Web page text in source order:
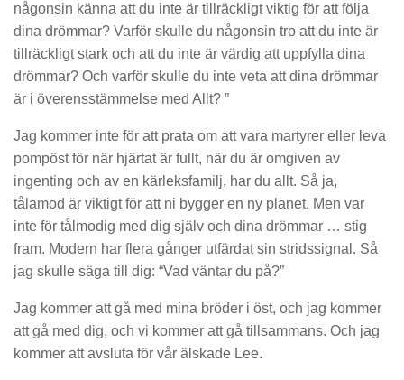
någonsin känna att du inte är tillräckligt viktig för att följa
dina drömmar? Varför skulle du någonsin tro att du inte är
tillräckligt stark och att du inte är värdig att uppfylla dina
drömmar? Och varför skulle du inte veta att dina drömmar
är i överensstämmelse med Allt? ”
Jag kommer inte för att prata om att vara martyrer eller leva
pompöst för när hjärtat är fullt, när du är omgiven av
ingenting och av en kärleksfamilj, har du allt. Så ja,
tålamod är viktigt för att ni bygger en ny planet. Men var
inte för tålmodig med dig själv och dina drömmar … stig
fram. Modern har flera gånger utfärdat sin stridssignal. Så
jag skulle säga till dig: “Vad väntar du på?”
Jag kommer att gå med mina bröder i öst, och jag kommer
att gå med dig, och vi kommer att gå tillsammans. Och jag
kommer att avsluta för vår älskade Lee.